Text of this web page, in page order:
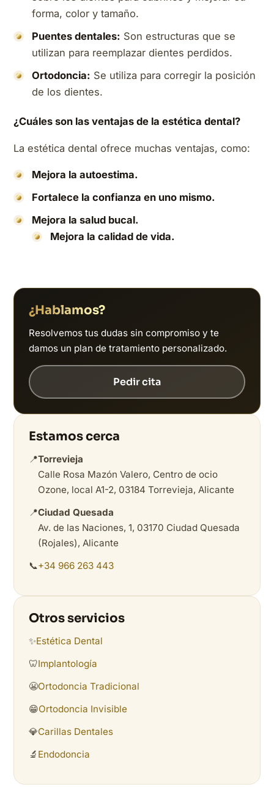
forma, color y tamaño.
Puentes dentales: Son estructuras que se
utilizan para reemplazar dientes perdidos.
Ortodoncia: Se utiliza para corregir la posición
de los dientes.
¿Cuáles son las ventajas de la estética dental?
La estética dental ofrece muchas ventajas, como:
Mejora la autoestima.
Fortalece la confianza en uno mismo.
Mejora la salud bucal.
Mejora la calidad de vida.
¿Hablamos?
Resolvemos tus dudas sin compromiso y te
damos un plan de tratamiento personalizado.
Pedir cita
Estamos cerca
📍Torrevieja
Calle Rosa Mazón Valero, Centro de ocio
Ozone, local A1-2, 03184 Torrevieja, Alicante
📍Ciudad Quesada
Av. de las Naciones, 1, 03170 Ciudad Quesada
(Rojales), Alicante
📞+34 966 263 443
Otros servicios
✨Estética Dental
🦷Implantología
😬Ortodoncia Tradicional
😁Ortodoncia Invisible
💎Carillas Dentales
🔬 Endodoncia